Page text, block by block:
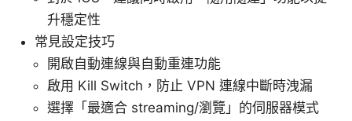
升穩定性
常見設定技巧
開啟自動連線與自動重連功能
啟用 Kill Switch，防止 VPN 連線中斷時洩漏
選擇「最適合 streaming/瀏覽」的伺服器模式